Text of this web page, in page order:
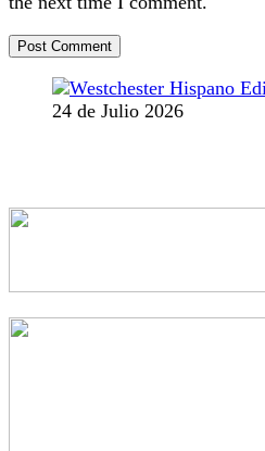
24 de Julio 2026